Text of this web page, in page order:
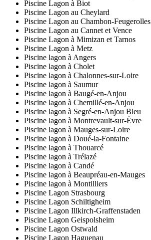
Piscine Lagon à Biot
Piscine Lagon au Cheylard
Piscine Lagon au Chambon-Feugerolles
Piscine Lagon au Cannet et Vence
Piscine Lagon à Mimizan et Tarnos
Piscine Lagon à Metz
Piscine lagon à Angers
Piscine lagon à Cholet
Piscine lagon à Chalonnes-sur-Loire
Piscine lagon à Saumur
Piscine lagon à Baugé-en-Anjou
Piscine lagon à Chemillé-en-Anjou
Piscine lagon à Segré-en-Anjou Bleu
Piscine lagon à Montrevault-sur-Èvre
Piscine lagon à Mauges-sur-Loire
Piscine lagon à Doué-la-Fontaine
Piscine lagon à Thouarcé
Piscine lagon à Trélazé
Piscine lagon à Candé
Piscine lagon à Beaupréau-en-Mauges
Piscine lagon à Montilliers
Piscine Lagon Strasbourg
Piscine Lagon Schiltigheim
Piscine Lagon Illkirch-Graffenstaden
Piscine Lagon Geispolsheim
Piscine Lagon Ostwald
Piscine Lagon Haguenau